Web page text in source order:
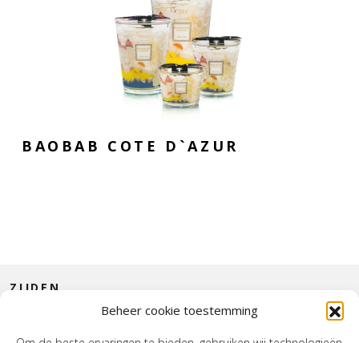
Beheer cookie toestemming
BAOBAB COTE D`AZUR
ZIJDEN